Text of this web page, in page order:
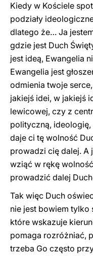
Kiedy w Kościele
podziały
dlatego że… Ja
gdzie jest Duch
jest ideą, Ewangelia
Ewangelia jest
odmienia twoje
jakiejś idei, w jakiejś
lewicowej, czy z
polityczną,
daje ci tę wolność
prowadzi cię dalej. A
wziąć w rękę
prowadzić dalej
Tak więc Duch
nie jest bowiem tylko
które wskazuje
pomaga rozróżniać,
trzeba Go często